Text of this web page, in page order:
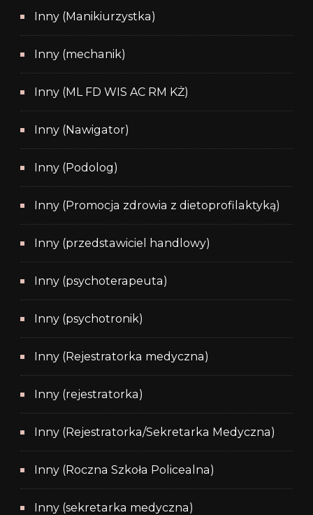
Inny (Manikiurzystka)
Inny (mechanik)
Inny (ML FD WIS AC RM KŻ)
Inny (Nawigator)
Inny (Podolog)
Inny (Promocja zdrowia z dietoprofilaktyką)
Inny (przedstawiciel handlowy)
Inny (psychoterapeuta)
Inny (psychotronik)
Inny (Rejestratorka medyczna)
Inny (rejestratorka)
Inny (Rejestratorka/Sekretarka Medyczna)
Inny (Roczna Szkoła Policealna)
Inny (sekretarka medyczna)